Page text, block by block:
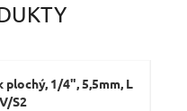
1/4", 5,5mm, L
S2